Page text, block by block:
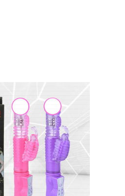
và tai thỏđể
làm hỏng chất liệu